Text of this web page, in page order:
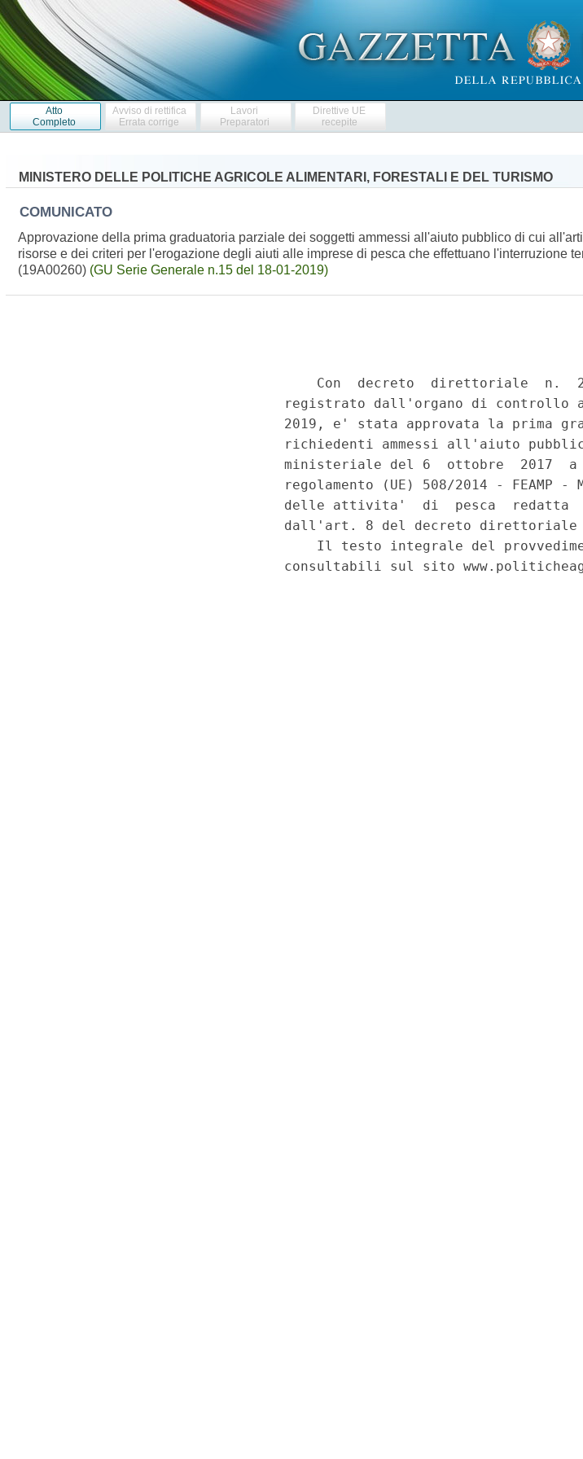
Atto
Completo
Avviso di rettifica
Errata corrige
Lavori
Preparatori
Direttive UE
recepite
MINISTERO DELLE POLITICHE AGRICOLE ALIMENTARI, FORESTALI E DEL TURISMO
COMUNICATO
Approvazione della prima graduatoria parziale dei soggetti ammessi all'aiuto pubblico di cui
risorse e dei criteri per l'erogazione degli aiuti alle imprese di pesca che effettuano l'interruzione
(19A00260) (GU Serie Generale n.15 del 18-01-2019)